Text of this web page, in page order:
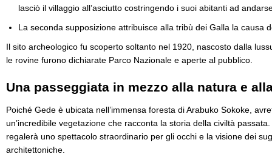
lasciò il villaggio all’asciutto costringendo i suoi abitanti ad
La seconda supposizione attribuisce alla tribù dei Galla la causa
Il sito archeologico fu scoperto soltanto nel 1920, nascosto dalla
le rovine furono dichiarate Parco Nazionale e aperte al pubblico.
Una passeggiata in mezzo alla natura e
Poiché Gede è ubicata nell’immensa foresta di Arabuko Sokoke,
un’incredibile vegetazione che racconta la storia della civiltà
regalerà uno spettacolo straordinario per gli occhi e la visione dei
architettoniche.